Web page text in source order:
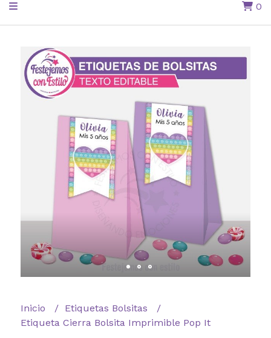
0
Inicio
Etiquetas Bolsitas
Etiqueta Cierra Bolsita Imprimible Pop It